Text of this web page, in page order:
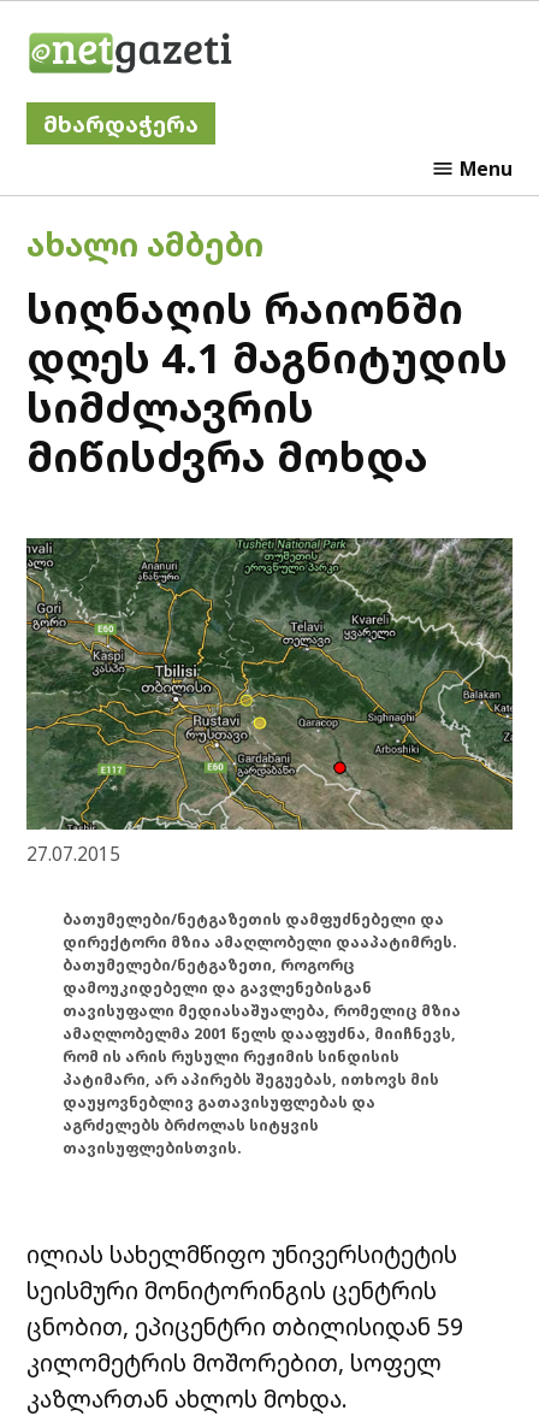
მხარდაჭერა
Menu
POSTED
IN
ᲐᲮᲐᲚᲘ ᲐᲛᲑᲔᲑᲘ
სიღნაღის რაიონში
დღეს 4.1 მაგნიტუდის
სიმძლავრის
მიწისძვრა მოხდა
27.07.2015
ბათუმელები/ნეტგაზეთის დამფუძნებელი და
დირექტორი მზია ამაღლობელი დააპატიმრეს.
ბათუმელები/ნეტგაზეთი, როგორც
დამოუკიდებელი და გავლენებისგან
თავისუფალი მედიასაშუალება, რომელიც მზია
ამაღლობელმა 2001 წელს დააფუძნა, მიიჩნევს,
რომ ის არის რუსული რეჟიმის სინდისის
პატიმარი, არ აპირებს შეგუებას, ითხოვს მის
დაუყოვნებლივ გათავისუფლებას და
აგრძელებს ბრძოლას სიტყვის
თავისუფლებისთვის.
ილიას სახელმწიფო უნივერსიტეტის
სეისმური მონიტორინგის ცენტრის
ცნობით, ეპიცენტრი თბილისიდან 59
კილომეტრის მოშორებით, სოფელ
კაზლართან ახლოს მოხდა.